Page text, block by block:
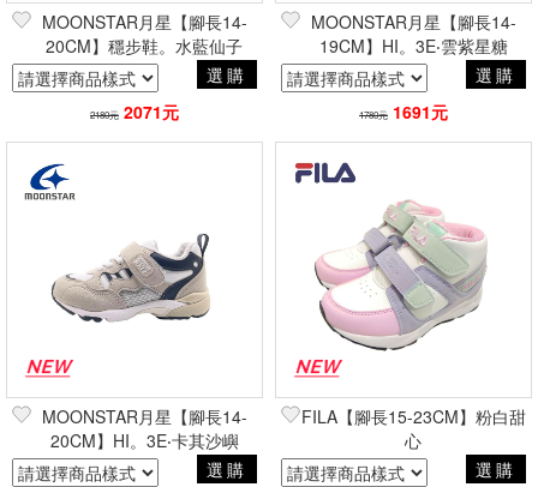
MOONSTAR月星【腳長14-
20CM】穩步鞋。水藍仙子
選購
2180元 2071元
MOONSTAR月星【腳長14-
19CM】HI。3E‧雲紫星糖
選購
1780元 1691元
MOONSTAR月星【腳長14-
20CM】HI。3E‧卡其沙嶼
選購
FILA【腳長15-23CM】粉白甜
心
選購